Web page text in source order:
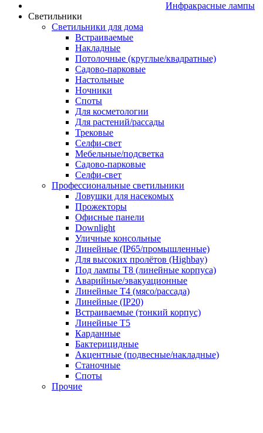
Инфракрасные лампы
Светильники
Светильники для дома
Встраиваемые
Накладные
Потолочные (круглые/квадратные)
Садово‑парковые
Настольные
Ночники
Споты
Для косметологии
Для растений/рассады
Трековые
Селфи‑свет
Мебельные/подсветка
Садово-парковые
Селфи-свет
Профессиональные светильники
Ловушки для насекомых
Прожекторы
Офисные панели
Downlight
Уличные консольные
Линейные (IP65/промышленные)
Для высоких пролётов (Highbay)
Под лампы T8 (линейные корпуса)
Аварийные/эвакуационные
Линейные T4 (мясо/рассада)
Линейные (IP20)
Встраиваемые (тонкий корпус)
Линейные T5
Карданные
Бактерицидные
Акцентные (подвесные/накладные)
Станочные
Споты
Прочие